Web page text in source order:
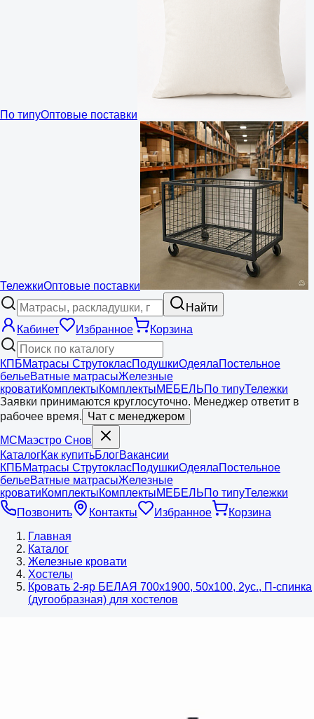
По типуОптовые поставки
ТележкиОптовые поставки
Найти
Кабинет
Избранное Корзина
КПБМатрасы СтрутокласПодушкиОдеялаПостельное
бельеВатные матрасыЖелезные
кроватиКомплектыКомплектыМЕБЕЛЬПо типуТележки
Заявки принимаются круглосуточно. Менеджер ответит в
рабочее время. Чат с менеджером
МСМаэстро Снов
КаталогКак купитьБлогВакансии
КПБМатрасы СтрутокласПодушкиОдеялаПостельное
бельеВатные матрасыЖелезные
кроватиКомплектыКомплектыМЕБЕЛЬПо типуТележки
Позвонить
Контакты Избранное
Корзина
Главная
Каталог
Железные кровати
Хостелы
Кровать 2-яр БЕЛАЯ 700х1900, 50х100, 2ус., П-спинка
(дугообразная) для хостелов